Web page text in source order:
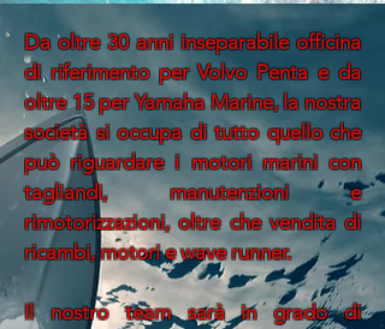
Da oltre 30 anni inseparabile officina
di riferimento per Volvo Penta e da
oltre 15 per Yamaha Marine, la nostra
società si occupa di tutto quello che
può riguardare i motori marini con
tagliandi, manutenzioni e
rimotorizzazioni, oltre che vendita di
ricambi, motori e wave runner.
Il nostro team sarà in grado di